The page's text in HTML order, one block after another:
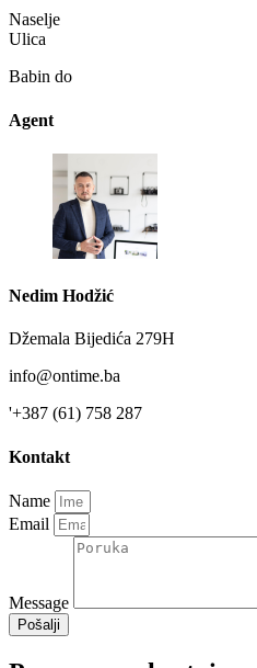
Naselje
Ulica
Babin do
Agent
Nedim Hodžić
Džemala Bijedića 279H
info@ontime.ba
'+387 (61) 758 287
Kontakt
Name
Email
Message
Pošalji